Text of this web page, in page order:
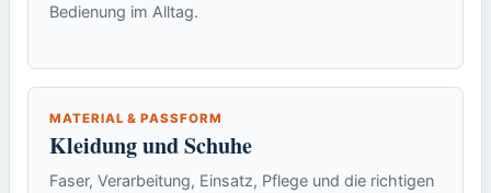
Bedienung im Alltag.
MATERIAL & PASSFORM
Kleidung und Schuhe
Faser, Verarbeitung, Einsatz, Pflege und die richtigen